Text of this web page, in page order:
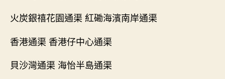
火炭銀禧花園通渠 紅磡海濱南岸通渠
香港通渠 香港仔中心通渠
貝沙灣通渠 海怡半島通渠